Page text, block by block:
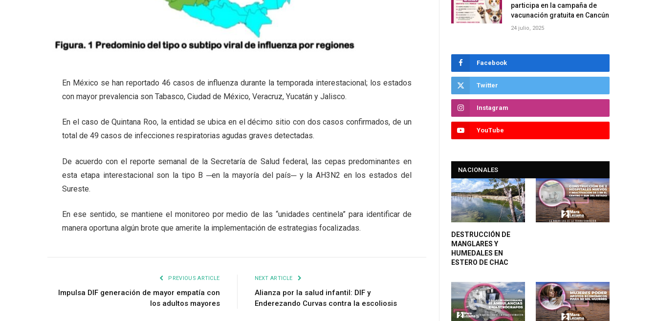
En México se han reportado 46 casos de influenza durante la temporada interestacional; los estados
con mayor prevalencia son Tabasco, Ciudad de México, Veracruz, Yucatán y Jalisco.
En el caso de Quintana Roo, la entidad se ubica en el décimo sitio con dos casos confirmados, de un
total de 49 casos de infecciones respiratorias agudas graves detectadas.
De acuerdo con el reporte semanal de la Secretaría de Salud federal, las cepas predominantes en
esta etapa interestacional son la tipo B ─en la mayoría del país─ y la AH3N2 en los estados del
Sureste.
En ese sentido, se mantiene el monitoreo por medio de las “unidades centinela” para identificar de
manera oportuna algún brote que amerite la implementación de estrategias focalizadas.
PREVIOUS ARTICLE
Impulsa DIF generación de mayor empatía con
los adultos mayores
NEXT ARTICLE
Alianza por la salud infantil: DIF y
Enderezando Curvas contra la escoliosis
participa en la campaña de
vacunación gratuita en Cancún
24 julio, 2025
Facebook
Twitter
Instagram
YouTube
NACIONALES
DESTRUCCIÓN DE
MANGLARES Y
HUMEDALES EN
ESTERO DE CHAC